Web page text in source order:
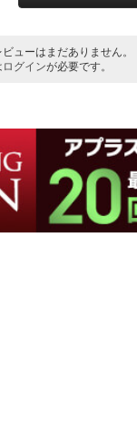
ューはまだありません。
ログインが必要です。